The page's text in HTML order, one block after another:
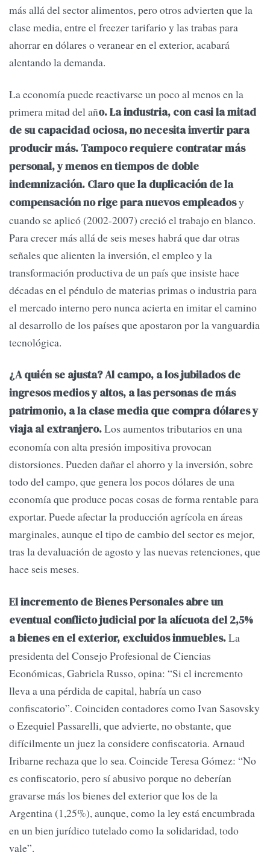
más allá del sector alimentos, pero otros advierten que la
clase media, entre el freezer tarifario y las trabas para
ahorrar en dólares o veranear en el exterior, acabará
alentando la demanda.
La economía puede reactivarse un poco al menos en la
primera mitad del año. La industria, con casi la mitad
de su capacidad ociosa, no necesita invertir para
producir más. Tampoco requiere contratar más
personal, y menos en tiempos de doble
indemnización. Claro que la duplicación de la
compensación no rige para nuevos empleadosy
cuando se aplicó (2002-2007) creció el trabajo en blanco.
Para crecer más allá de seis meses habrá que dar otras
señales que alienten la inversión, el empleo y la
transformación productiva de un país que insiste hace
décadas en el péndulo de materias primas o industria para
el mercado interno pero nunca acierta en imitar el camino
al desarrollo de los países que apostaron por la vanguardia
tecnológica.
¿A quién se ajusta? Al campo, a los jubilados de
ingresos medios y altos, a las personas de más
patrimonio, a la clase media que compra dólares y
viaja al extranjero.Los aumentos tributarios en una
economía con alta presión impositiva provocan
distorsiones. Pueden dañar el ahorro y la inversión, sobre
todo del campo, que genera los pocos dólares de una
economía que produce pocas cosas de forma rentable para
exportar. Puede afectar la producción agrícola en áreas
marginales, aunque el tipo de cambio del sector es mejor,
tras la devaluación de agosto y las nuevas retenciones, que
hace seis meses.
El incremento de Bienes Personales abre un
eventual conflicto judicial por la alícuota del 2,5%
a bienes en el exterior, excluidos inmuebles.La
presidenta del Consejo Profesional de Ciencias
Económicas, Gabriela Russo, opina: “Si el incremento
lleva a una pérdida de capital, habría un caso
confiscatorio”. Coinciden contadores como Ivan Sasovsky
o Ezequiel Passarelli, que advierte, no obstante, que
difícilmente un juez la considere confiscatoria. Arnaud
Iribarne rechaza que lo sea. Coincide Teresa Gómez: “No
es confiscatorio, pero sí abusivo porque no deberían
gravarse más los bienes del exterior que los de la
Argentina (1,25%), aunque, como la ley está encumbrada
en un bien jurídico tutelado como la solidaridad, todo
vale”.